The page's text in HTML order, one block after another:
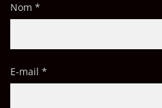
Nom *
E-mail *